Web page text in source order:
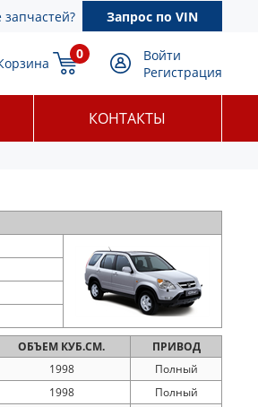
Запрос по VIN
0
Войти
Регистрация
КОНТАКТЫ
ОБЪЕМ КУБ.СМ. ПРИВОД
1998 Полный
1998 Полный